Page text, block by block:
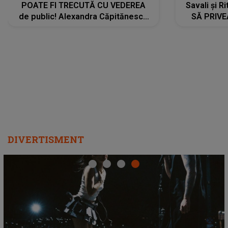
POATE FI TRECUTĂ CU VEDEREA
de public! Alexandra Căpitănescu
Savali și
SĂ
DIVERTISMENT